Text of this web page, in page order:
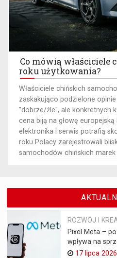
Co mówią właściciele
roku użytkowania?
​Właściciele chińskich
zaskakująco podzielone
"dobrze/źle", ale konkretnych
cena biją na głowę
elektronika i serwis potrafią
roku Polacy zarejestrowali
samochodów chińskich
ROZWÓJ I
Pixel Meta –
wpływa na
17 lipca 2026